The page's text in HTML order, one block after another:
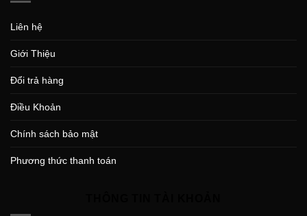
Liên hệ
Giới Thiệu
Đổi trả hàng
Điều Khoản
Chính sách bảo mật
Phương thức thanh toán